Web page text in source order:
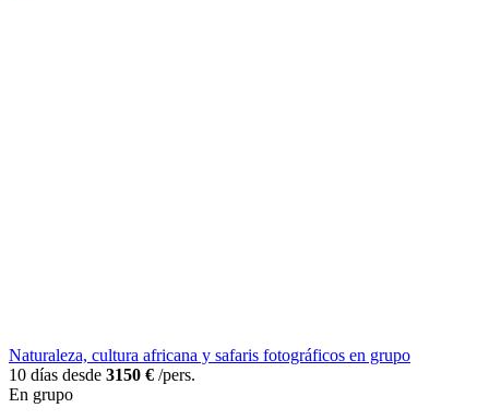
Naturaleza, cultura africana y safaris fotográficos en grupo
10 días desde 3150 € /pers.
En grupo